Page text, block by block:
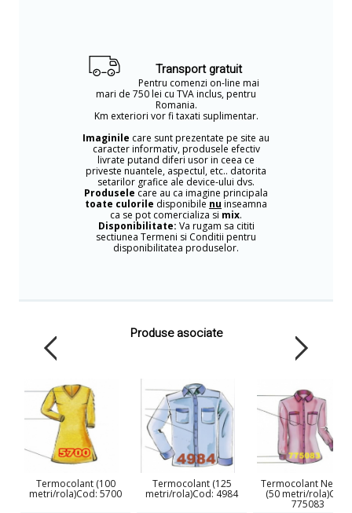
Transport gratuit
Pentru comenzi on-line mai
mari de 750 lei cu TVA inclus, pentru
Romania.
Km exteriori vor fi taxati suplimentar.
Imaginile care sunt prezentate pe site au
caracter informativ, produsele efectiv
livrate putand diferi usor in ceea ce
priveste nuantele, aspectul, etc.. datorita
setarilor grafice ale device-ului dvs.
Produsele care au ca imagine principala
toate culorile disponibile nu inseamna
ca se pot comercializa si mix.
Disponibilitate: Va rugam sa cititi
sectiunea Termeni si Conditii pentru
disponibilitatea produselor.
Produse asociate
Termocolant (100
metri/rola)Cod: 5700
Termocolant (125
metri/rola)Cod: 4984
Termocolant
(50 metri/rola)Cod:
775083